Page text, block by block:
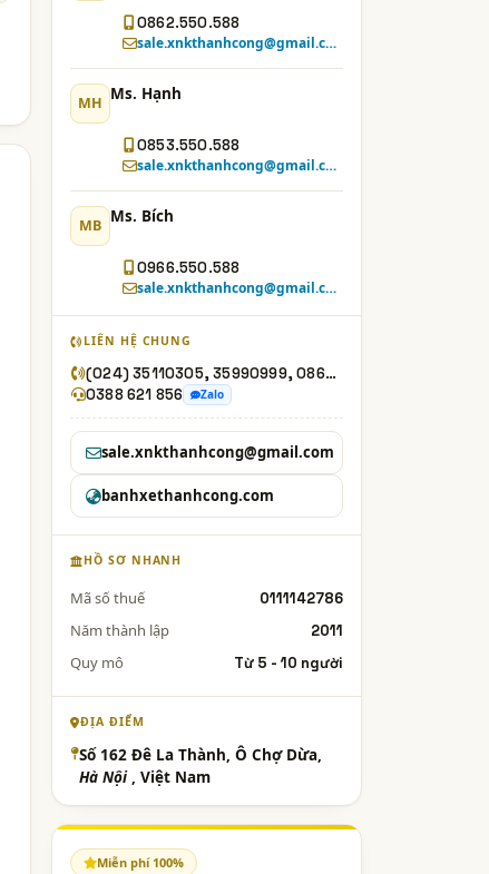
0862.550.588
sale.xnkthanhcong@gmail.com
MH Ms. Hạnh
0853.550.588
sale.xnkthanhcong@gmail.com
MB Ms. Bích
0966.550.588
sale.xnkthanhcong@gmail.com
LIÊN HỆ CHUNG
(024) 35110305, 35990999, 0862550588, 0966550588, 0853550588
0388 621 856
Zalo
sale.xnkthanhcong@gmail.com
banhxethanhcong.com
HỒ SƠ NHANH
Mã số thuế 0111142786
Năm thành lập 2011
Quy mô Từ 5 - 10 người
ĐỊA ĐIỂM
Số 162 Đê La Thành, Ô Chợ Dừa,
Hà Nội , Việt Nam
Miễn phí 100%